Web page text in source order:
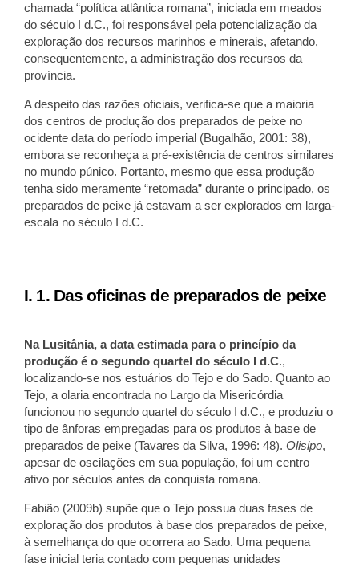
chamada “política atlântica romana”, iniciada em meados
do século I d.C., foi responsável pela potencialização da
exploração dos recursos marinhos e minerais, afetando,
consequentemente, a administração dos recursos da
província.
A despeito das razões oficiais, verifica-se que a maioria
dos centros de produção dos preparados de peixe no
ocidente data do período imperial (Bugalhão, 2001: 38),
embora se reconheça a pré-existência de centros similares
no mundo púnico. Portanto, mesmo que essa produção
tenha sido meramente “retomada” durante o principado, os
preparados de peixe já estavam a ser explorados em larga-
escala no século I d.C.
I. 1. Das oficinas de preparados de peixe
Na Lusitânia, a data estimada para o princípio da
produção é o segundo quartel do século I d.C.,
localizando-se nos estuários do Tejo e do Sado. Quanto ao
Tejo, a olaria encontrada no Largo da Misericórdia
funcionou no segundo quartel do século I d.C., e produziu o
tipo de ânforas empregadas para os produtos à base de
preparados de peixe (Tavares da Silva, 1996: 48). Olisipo,
apesar de oscilações em sua população, foi um centro
ativo por séculos antes da conquista romana.
Fabião (2009b) supõe que o Tejo possua duas fases de
exploração dos produtos à base dos preparados de peixe,
à semelhança do que ocorrera ao Sado. Uma pequena
fase inicial teria contado com pequenas unidades